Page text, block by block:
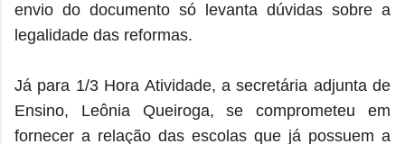
envio do documento só levanta dúvidas sobre a
legalidade das reformas.
Já para 1/3 Hora Atividade, a secretária adjunta de
Ensino, Leônia Queiroga, se comprometeu em
fornecer a relação das escolas que já possuem a